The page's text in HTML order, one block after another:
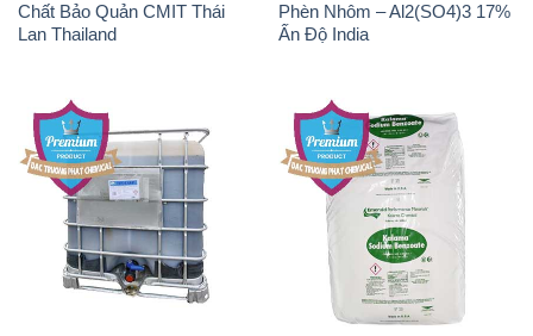
Chất Bảo Quản CMIT Thái
Lan Thailand
Phèn Nhôm – Al2(SO4)3 17%
Ấn Độ India